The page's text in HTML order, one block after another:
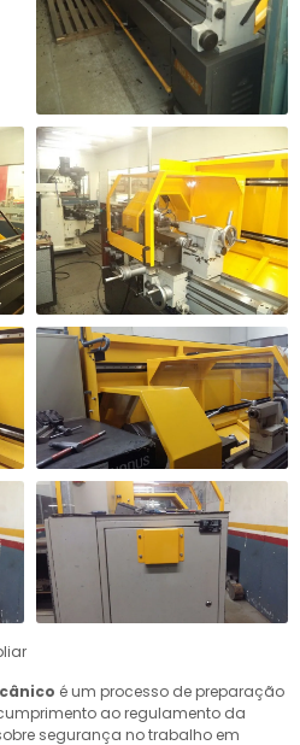
é um processo de preparação
ao regulamento da
segurança no trabalho em